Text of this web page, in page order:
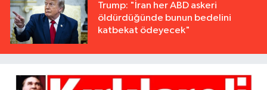
Trump: "İran her ABD askeri
öldürdüğünde bunun bedelini
katbekat ödeyecek"